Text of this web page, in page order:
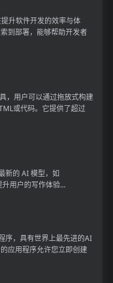
升软件开发的效率与体
到部署，能够帮助开发者
，用户可以通过拖放式构建
或代码。它提供了超过
新的 AI 模型，如
用户的写作体验...
序，具有世界上最先进的AI
应用程序允许您立即创建